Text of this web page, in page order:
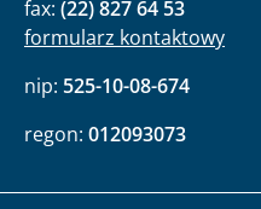
fax: (22) 827 64 53
formularz kontaktowy
nip: 525-10-08-674
regon: 012093073